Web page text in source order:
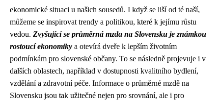
ekonomické situaci u našich sousedů. I když se liší od té naší,
můžeme se inspirovat trendy a politikou, které k jejímu růstu
vedou. Zvyšující se průměrná mzda na Slovensku je známkou
rostoucí ekonomiky a otevírá dveře k lepším životním
podmínkám pro slovenské občany. To se následně projevuje i v
dalších oblastech, například v dostupnosti kvalitního bydlení,
vzdělání a zdravotní péče. Informace o průměrné mzdě na
Slovensku jsou tak užitečné nejen pro srovnání, ale i pro